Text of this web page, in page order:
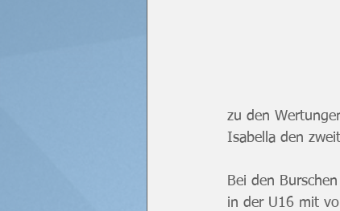
zu den
Isabella den
Bei den
in der U16 mit